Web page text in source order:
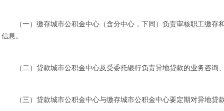
（一）缴存城市公积金中心（含分中心，下同）负责审核职工缴
信息。
（二）贷款城市公积金中心及受委托银行负责异地贷款的业务咨
（三）贷款城市公积金中心与缴存城市公积金中心要定期对异地